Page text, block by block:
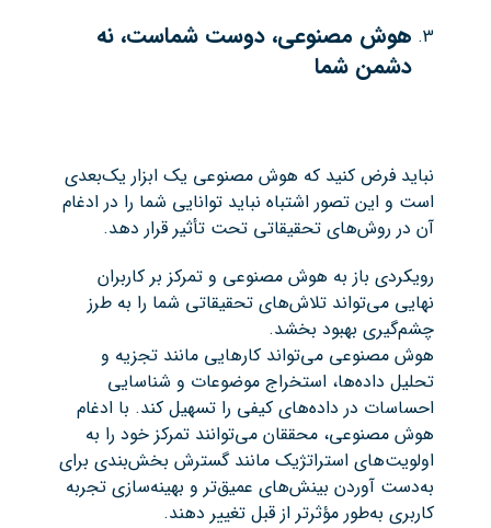
هوش مصنوعی، دوست شماست، نه
دشمن شما
نباید فرض کنید که هوش مصنوعی یک ابزار یک‌بعدی
است و این تصور اشتباه نباید توانایی شما را در ادغام
آن در روش‌های تحقیقاتی‌ تحت تأثیر قرار دهد.
رویکردی باز به هوش مصنوعی و تمرکز بر کاربران
نهایی می‌تواند تلاش‌های تحقیقاتی شما را به طرز
چشم‌گیری بهبود بخشد.
هوش مصنوعی می‌تواند کارهایی مانند تجزیه و
تحلیل داده‌ها، استخراج موضوعات و شناسایی
احساسات در داده‌های کیفی را تسهیل کند. با ادغام
هوش مصنوعی، محققان می‌توانند تمرکز خود را به
اولویت‌های استراتژیک مانند گسترش بخش‌بندی برای
به‌دست آوردن بینش‌های عمیق‌تر و بهینه‌سازی تجربه
کاربری به‌طور مؤثرتر از قبل تغییر دهند.